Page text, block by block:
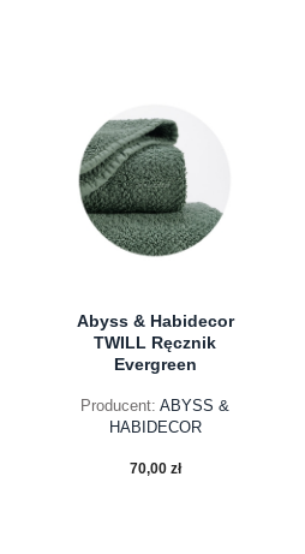
do koszyka
Abyss & Habidecor
TWILL Ręcznik
Evergreen
Producent: ABYSS &
HABIDECOR
70,00 zł